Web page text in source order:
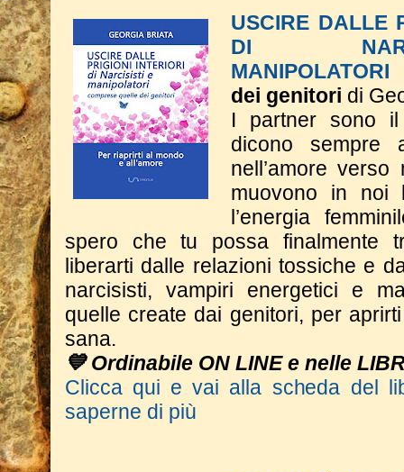
USCIRE DALLE
DI
MANIPOLATORI
dei genitori di
I partner sono
dicono sempre
nell’amore
muovono in noi
l’energia
spero che tu possa finalmente
liberarti dalle relazioni tossiche e
narcisisti, vampiri energetici e
quelle create dai genitori, per
sana.
💙 Ordinabile ON LINE e nelle
Clicca qui e vai alla scheda del
saperne di più